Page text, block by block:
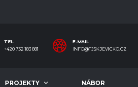
TEL.
+420 732 183 881
E-MAIL
INFO@TJSKJEVICKO.CZ
PROJEKTY NÁBOR